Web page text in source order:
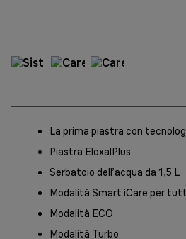
La prima piastra con
Piastra EloxalPlus
Serbatoio dell’acqua da 1,5 L
Modalità Smart iCare per
Modalità ECO
Modalità Turbo